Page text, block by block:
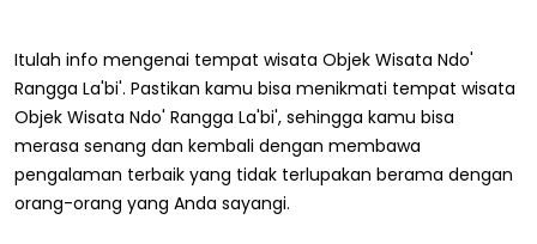
Itulah info mengenai tempat wisata Objek Wisata Ndo'
Rangga La'bi'. Pastikan kamu bisa menikmati tempat wisata
Objek Wisata Ndo' Rangga La'bi', sehingga kamu bisa
merasa senang dan kembali dengan membawa
pengalaman terbaik yang tidak terlupakan berama dengan
orang-orang yang Anda sayangi.